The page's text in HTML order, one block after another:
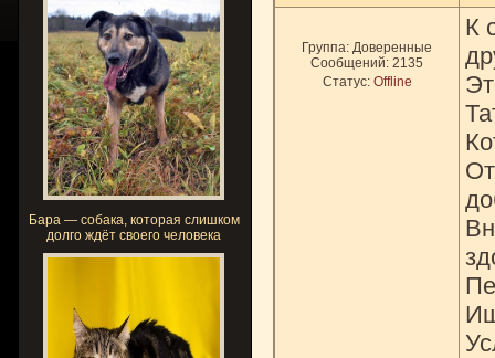
Бара — собака, которая слишком
долго ждёт своего человека
Группа: Доверенные
Сообщений: 2135
Статус: Offline
К